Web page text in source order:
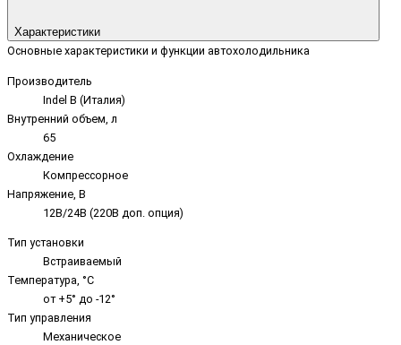
Характеристики
Основные характеристики и функции автохолодильника
Производитель
Indel B (Италия)
Внутренний объем, л
65
Охлаждение
Компрессорное
Напряжение, В
12В/24В (220В доп. опция)
Тип установки
Встраиваемый
Температура, °C
от +5° до -12°
Тип управления
Механическое